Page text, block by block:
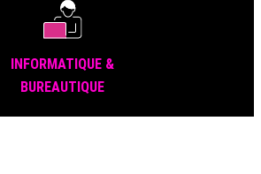
INFORMATIQUE &
BUREAUTIQUE